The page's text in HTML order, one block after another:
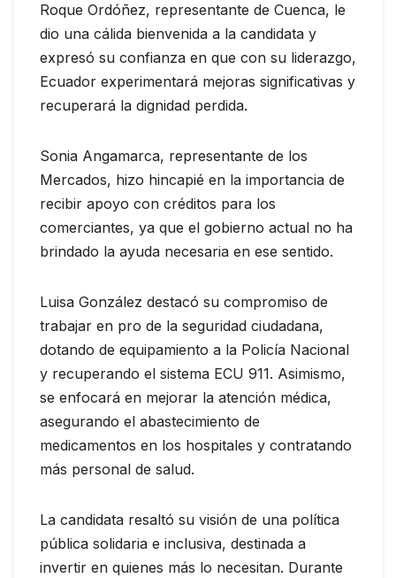
Roque Ordóñez, representante de Cuenca, le
dio una cálida bienvenida a la candidata y
expresó su confianza en que con su liderazgo,
Ecuador experimentará mejoras significativas y
recuperará la dignidad perdida.
Sonia Angamarca, representante de los
Mercados, hizo hincapié en la importancia de
recibir apoyo con créditos para los
comerciantes, ya que el gobierno actual no ha
brindado la ayuda necesaria en ese sentido.
Luisa González destacó su compromiso de
trabajar en pro de la seguridad ciudadana,
dotando de equipamiento a la Policía Nacional
y recuperando el sistema ECU 911. Asimismo,
se enfocará en mejorar la atención médica,
asegurando el abastecimiento de
medicamentos en los hospitales y contratando
más personal de salud.
La candidata resaltó su visión de una política
pública solidaria e inclusiva, destinada a
invertir en quienes más lo necesitan. Durante